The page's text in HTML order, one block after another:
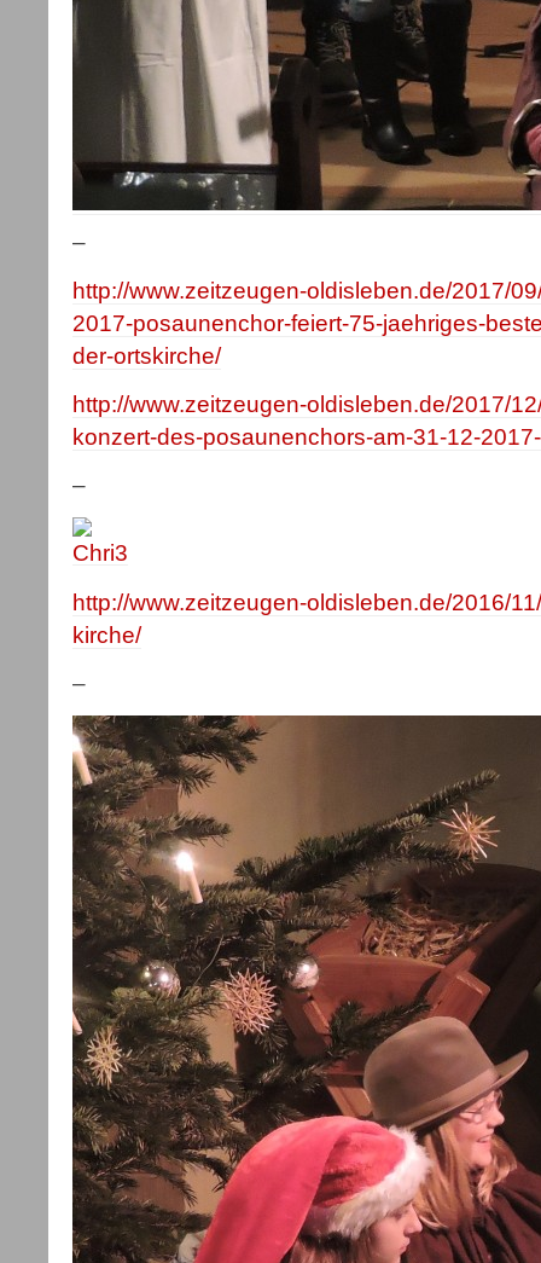
–
http://www.zeitzeugen-oldisleben.de/2017/
2017-posaunenchor-feiert-75-jaehriges-
der-ortskirche/
http://www.zeitzeugen-oldisleben.de/2017/
konzert-des-posaunenchors-am-31-12-
–
http://www.zeitzeugen-oldisleben.de/2016/
kirche/
–